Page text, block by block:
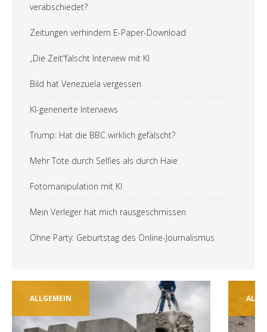
verabschiedet?
Zeitungen verhindern E-Paper-Download
„Die Zeit“fälscht Interview mit KI
Bild hat Venezuela vergessen
KI-generierte Interviews
Trump: Hat die BBC wirklich gefälscht?
Mehr Tote durch Selfies als durch Haie
Fotomanipulation mit KI
Mein Verleger hat mich rausgeschmissen
Ohne Party: Geburtstag des Online-Journalismus
ALLGEMEIN